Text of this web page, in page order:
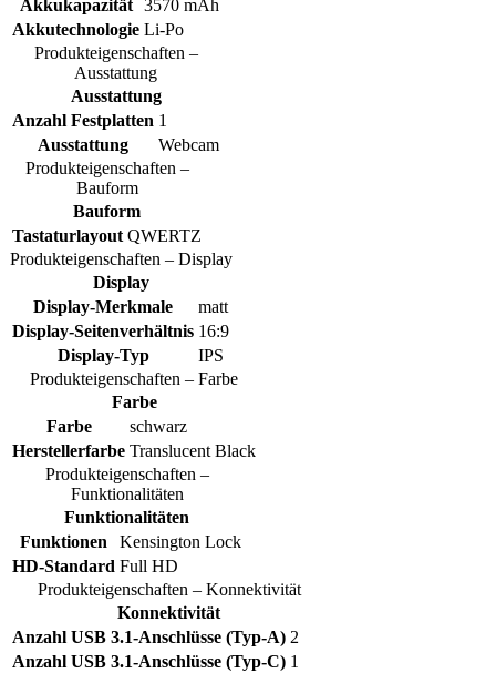
Akkukapazität
3570 mAh
Akkutechnologie Li-Po
Produkteigenschaften –
Ausstattung
Ausstattung
Anzahl Festplatten 1
Ausstattung
Webcam
Produkteigenschaften –
Bauform
Bauform
Tastaturlayout QWERTZ
Produkteigenschaften – Display
Display
Display-Merkmale
matt
Display-Seitenverhältnis 16:9
Display-Typ
IPS
Produkteigenschaften – Farbe
Farbe
Farbe
schwarz
Herstellerfarbe Translucent Black
Produkteigenschaften –
Funktionalitäten
Funktionalitäten
Funktionen
Kensington Lock
HD-Standard Full HD
Produkteigenschaften – Konnektivität
Konnektivität
Anzahl USB 3.1-Anschlüsse (Typ-A) 2
Anzahl USB 3.1-Anschlüsse (Typ-C) 1